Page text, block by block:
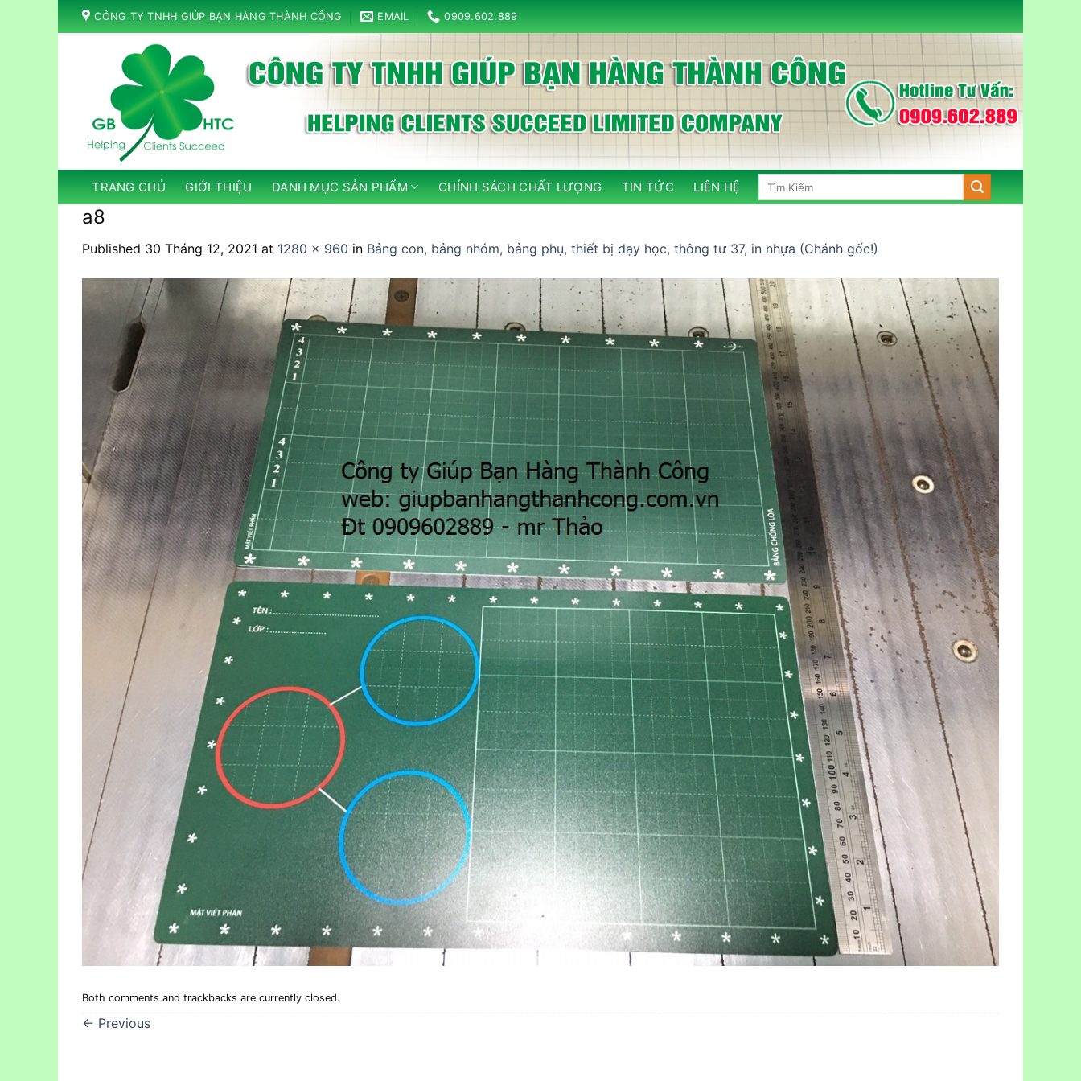
Skip
to
CÔNG TY TNHH GIÚP BẠN HÀNG THÀNH CÔNG EMAIL 0909.602.889
TRANG CHỦ GIỚI THIỆU DANH MỤC SẢN PHẨM CHÍNH SÁCH CHẤT LƯỢNG TIN TỨC LIÊN HỆ
Tìm
a8
Published 30 Tháng 12, 2021 at 1280 × 960 in Bảng con, bảng nhóm, bảng phụ, thiết bị dạy học, thông tư 37, in nhựa (Chánh gốc!)
Both comments and trackbacks are currently closed.
← Previous